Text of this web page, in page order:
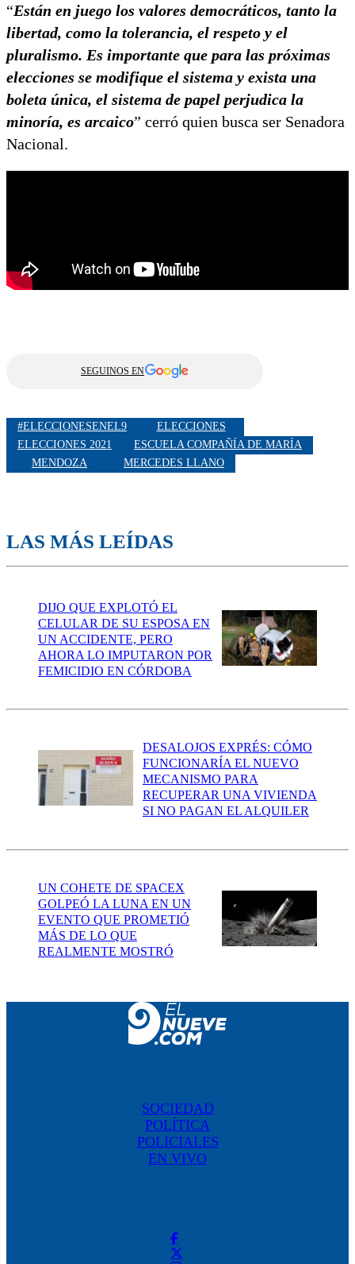
“Están en juego los valores democráticos, tanto la
libertad, como la tolerancia, el respeto y el
pluralismo. Es importante que para las próximas
elecciones se modifique el sistema y exista una
boleta única, el sistema de papel perjudica la
minoría, es arcaico” cerró quien busca ser Senadora
Nacional.
SEGUINOS EN
#ELECCIONESENEL9
ELECCIONES
ELECCIONES 2021
ESCUELA COMPAÑÍA DE MARÍA
MENDOZA
MERCEDES LLANO
LAS MÁS LEÍDAS
DIJO QUE EXPLOTÓ EL
CELULAR DE SU ESPOSA EN
UN ACCIDENTE, PERO
AHORA LO IMPUTARON POR
FEMICIDIO EN CÓRDOBA
DESALOJOS EXPRÉS: CÓMO
FUNCIONARÍA EL NUEVO
MECANISMO PARA
RECUPERAR UNA VIVIENDA
SI NO PAGAN EL ALQUILER
UN COHETE DE SPACEX
GOLPEÓ LA LUNA EN UN
EVENTO QUE PROMETIÓ
MÁS DE LO QUE
REALMENTE MOSTRÓ
SOCIEDAD
POLÍTICA
POLICIALES
EN VIVO